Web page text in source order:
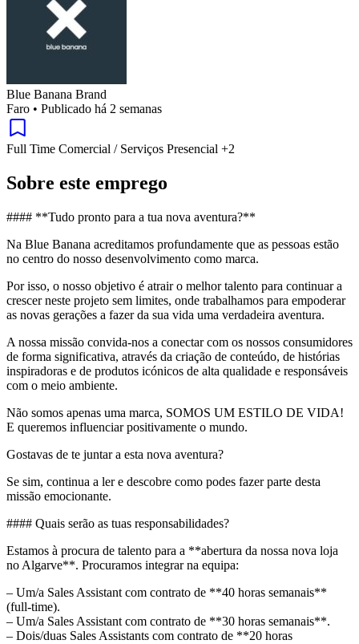
Blue Banana Brand
Faro • Publicado há 2 semanas
Full Time Comercial / Serviços Presencial +2
Sobre este emprego
#### **Tudo pronto para a tua nova aventura?**
Na Blue Banana acreditamos profundamente que as pessoas estão
no centro do nosso desenvolvimento como marca.
Por isso, o nosso objetivo é atrair o melhor talento para continuar a
crescer neste projeto sem limites, onde trabalhamos para empoderar
as novas gerações a fazer da sua vida uma verdadeira aventura.
A nossa missão convida-nos a conectar com os nossos consumidores
de forma significativa, através da criação de conteúdo, de histórias
inspiradoras e de produtos icónicos de alta qualidade e responsáveis
com o meio ambiente.
Não somos apenas uma marca, SOMOS UM ESTILO DE VIDA!
E queremos influenciar positivamente o mundo.
Gostavas de te juntar a esta nova aventura?
Se sim, continua a ler e descobre como podes fazer parte desta
missão emocionante.
#### Quais serão as tuas responsabilidades?
Estamos à procura de talento para a **abertura da nossa nova loja
no Algarve**. Procuramos integrar na equipa:
– Um/a Sales Assistant com contrato de **40 horas semanais**
(full-time).
– Um/a Sales Assistant com contrato de **30 horas semanais**.
– Dois/duas Sales Assistants com contrato de **20 horas